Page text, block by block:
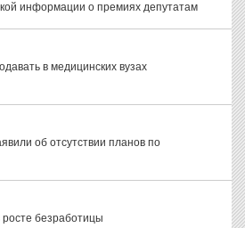
информации о премиях депутатам
в медицинских вузах
об отсутствии планов по
безработицы